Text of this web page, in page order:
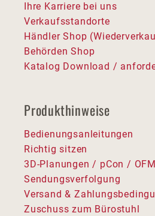
Ihre Karriere bei uns
Verkaufsstandorte
Händler Shop
Behörden Shop
Katalog Download /
Produkthinweise
Bedienungsanleitungen
Richtig sitzen
3D-Planungen / pCon /
Sendungsverfolgung
Versand &
Zuschuss zum Bürostuhl